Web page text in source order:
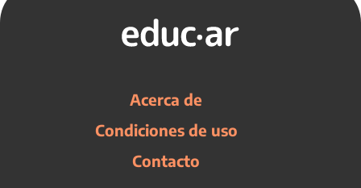
Acerca de
Condiciones de uso
Contacto